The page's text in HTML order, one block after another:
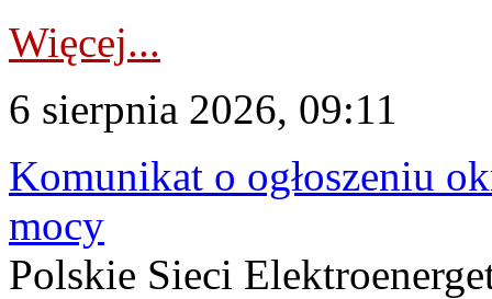
Więcej...
6 sierpnia 2026, 09:11
Komunikat o ogłoszeniu
mocy
Polskie Sieci